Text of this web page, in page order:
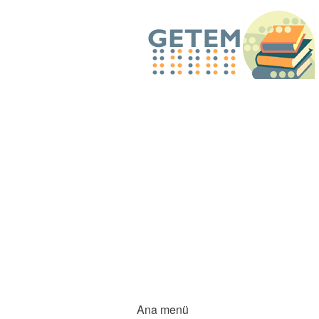
Ana menü